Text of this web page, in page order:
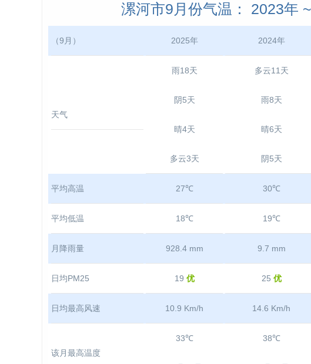
漯河市9月份气温： 2023年
（9月） 2025年 2024年
天气
雨18天
阴5天
晴4天
多云3天
多云11天
雨8天
晴6天
阴5天
平均高温 27℃ 30℃
平均低温 18℃ 19℃
月降雨量 928.4 mm 9.7 mm
日均PM25 19 优 25 优
日均最高风速 10.9 Km/h 14.6 Km/h
该月最高温度
33℃ 38℃